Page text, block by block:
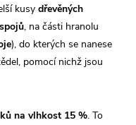
kusy dřevěných
, na části hranolu
), do kterých se nanese
pomocí nichž jsou
na vlhkost 15 %. To